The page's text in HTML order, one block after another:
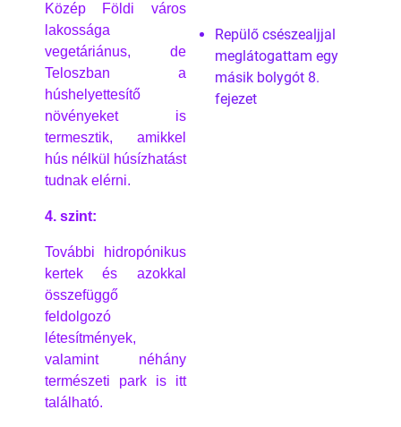
Közép Földi város
lakossága
vegetáriánus, de
Teloszban a
húshelyettesítő
növényeket is
termesztik, amikkel
hús nélkül húsízhatást
tudnak elérni.
4. szint:
További hidropónikus
kertek és azokkal
összefüggő
feldolgozó
létesítmények,
valamint néhány
természeti park is itt
található.
Repülő csészealjjal
meglátogattam egy
másik bolygót 8.
fejezet